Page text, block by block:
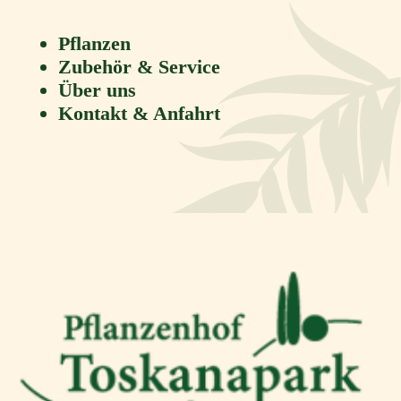
Pflanzen
Zubehör & Service
Über uns
Kontakt & Anfahrt